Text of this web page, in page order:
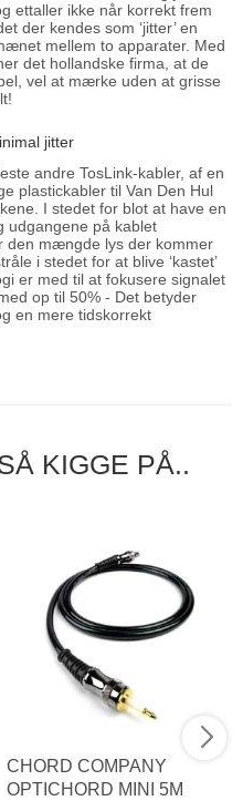
ettaller ikke når korrekt frem
der kendes som ‘jitter’ en
mellem to apparater. Med
det hollandske firma, at de
vel at mærke uden at grisse
jitter
andre TosLink-kabler, af en
plastickabler til Van Den Hul
I stedet for blot at have en
udgangene på kablet
den mængde lys der kommer
i stedet for at blive ‘kastet’
er med til at fokusere signalet
op til 50% - Det betyder
en mere tidskorrekt
KIGGE PÅ..
CHORD COMPANY
OPTICHORD MINI 5M